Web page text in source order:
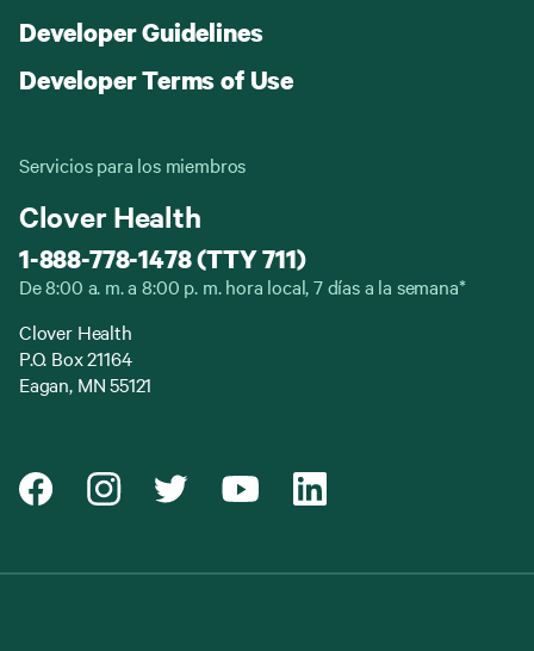
Developer Guidelines
Developer Terms of Use
Servicios para los miembros
Clover Health
1-888-778-1478 (TTY 711)
De 8:00 a. m. a 8:00 p. m. hora local, 7 días a la semana*
Clover Health
P.O. Box 21164
Eagan, MN 55121